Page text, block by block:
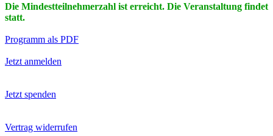
Die Mindestteilnehmerzahl ist erreicht. Die Veranstaltung findet
statt.
Programm als PDF
Jetzt anmelden
Jetzt spenden
Vertrag widerrufen